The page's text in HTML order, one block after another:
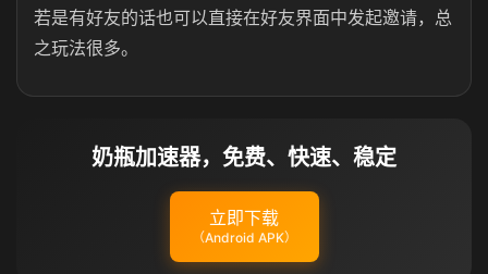
若是有好友的话也可以直接在好友界面中发起邀请，总
之玩法很多。
奶瓶加速器，免费、快速、稳定
立即下载
（Android APK）